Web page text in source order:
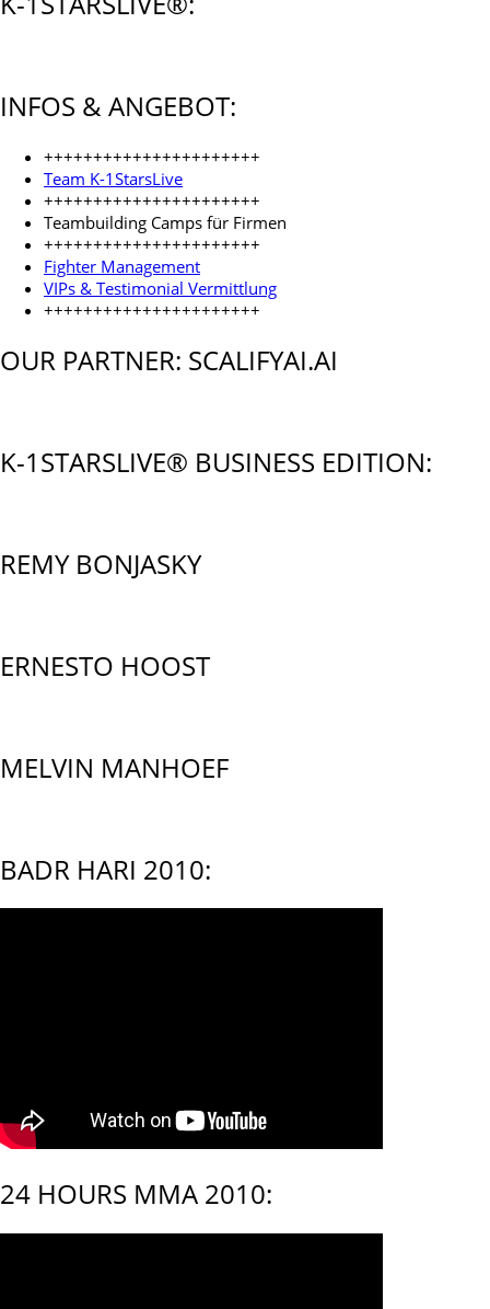
INFOS & ANGEBOT:
++++++++++++++++++++++
Team K-1StarsLive
++++++++++++++++++++++
Teambuilding Camps für Firmen
++++++++++++++++++++++
Fighter Management
VIPs & Testimonial Vermittlung
++++++++++++++++++++++
OUR PARTNER: SCALIFYAI.AI
K-1STARSLIVE® BUSINESS EDITION:
REMY BONJASKY
ERNESTO HOOST
MELVIN MANHOEF
BADR HARI 2010:
24 HOURS MMA 2010: